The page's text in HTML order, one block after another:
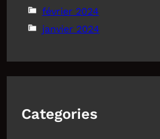
février 2024
janvier 2024
Categories